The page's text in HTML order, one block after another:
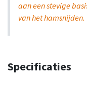
aan een stevige
van het hamsnijden.
Specificaties